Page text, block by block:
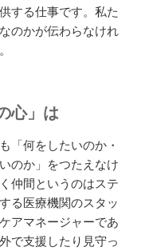
する仕事です。私た
のかが伝わらなけれ
心」は
「何をしたいのか・
のか」をつたえなけ
仲間というのはステ
る医療機関のスタッ
アマネージャーであ
で支援したり見守っ